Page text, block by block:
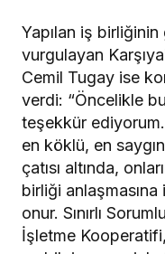
Yapılan iş
vurgulayan
Cemil Tugay ise
verdi: “Öncelikle
teşekkür
en köklü, en
çatısı altında,
birliği
onur. Sınırlı
İşletme Kooperatifi,